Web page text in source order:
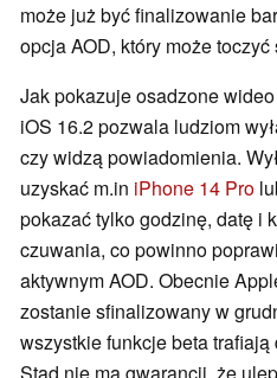
może już być finalizowanie
opcja AOD, który może
Jak pokazuje osadzone
iOS 16.2 pozwala ludziom
czy widzą powiadomienia.
uzyskać m.in iPhone 14 Pro
pokazać tylko godzinę, datę i
czuwania, co powinno
aktywnym AOD. Obecnie
zostanie sfinalizowany w
wszystkie funkcje beta